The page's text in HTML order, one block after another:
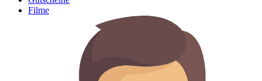
Filme